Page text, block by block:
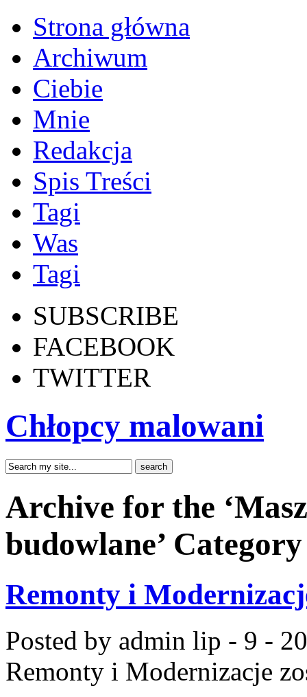
Strona główna
Archiwum
Ciebie
Mnie
Redakcja
Spis Treści
Tagi
Was
Tagi
SUBSCRIBE
FACEBOOK
TWITTER
Chłopcy malowani
Archive for the
budowlane’ Category
Remonty i
Posted by admin lip - 9 -
Remonty i Modernizacje